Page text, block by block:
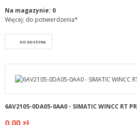
Na magazynie: 0
Więcej: do potwierdzenia*
DO KOSZYKA
6AV2105-0DA05-0AA0 - SIMATIC WINCC RT
0,00 zł